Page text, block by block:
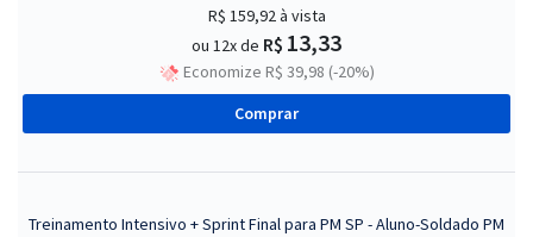
R$ 159,92 à vista
ou 12x de R$ 13,33
Economize R$ 39,98 (-20%)
Comprar
Treinamento Intensivo + Sprint Final para PM SP - Aluno-Soldado PM